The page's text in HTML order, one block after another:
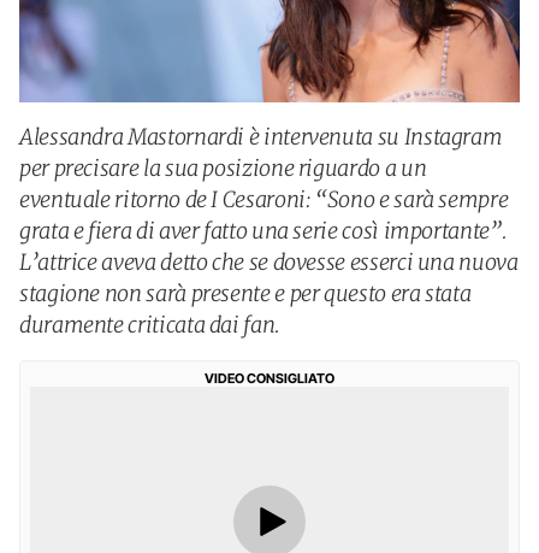
Alessandra Mastornardi è intervenuta su Instagram
per precisare la sua posizione riguardo a un
eventuale ritorno de I Cesaroni: “Sono e sarà sempre
grata e fiera di aver fatto una serie così importante”.
L’attrice aveva detto che se dovesse esserci una nuova
stagione non sarà presente e per questo era stata
duramente criticata dai fan.
VIDEO CONSIGLIATO